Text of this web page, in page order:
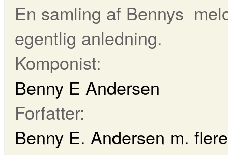
En samling af Bennys
egentlig anledning.
Komponist:
Benny E Andersen
Forfatter:
Benny E. Andersen m. flere